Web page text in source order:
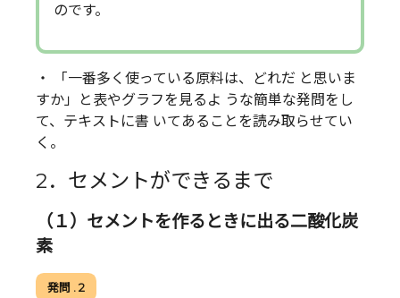
のです。
・ 「一番多く使っている原料は、どれだ と思いま
すか」と表やグラフを見るよ うな簡単な発問をし
て、テキストに書 いてあることを読み取らせてい
く。
2．セメントができるまで
（１）セメントを作るときに出る二酸化炭
素
発問 . 2